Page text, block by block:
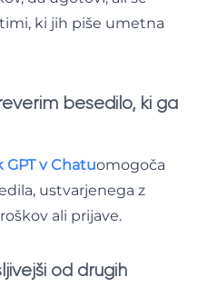
ki jih piše umetna
besedilo, ki ga
v Chatuomogoča
ustvarjenega z
ali prijave.
od drugih